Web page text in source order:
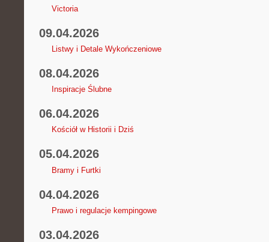
Victoria
09.04.2026
Listwy i Detale Wykończeniowe
08.04.2026
Inspiracje Ślubne
06.04.2026
Kościół w Historii i Dziś
05.04.2026
Bramy i Furtki
04.04.2026
Prawo i regulacje kempingowe
03.04.2026